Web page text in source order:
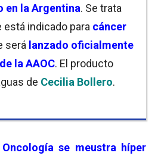
en la Argentina. Se trata
está indicado para cáncer
será lanzado oficialmente
la AAOC. El producto
de Cecilia Bollero.
se meustra híper